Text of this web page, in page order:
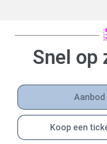
Snel op
Aanbod
Koop een